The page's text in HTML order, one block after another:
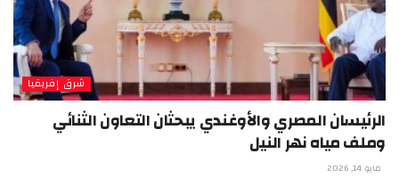
شرق إفريقيا
الرئيسان المصري والأوغندي يبحثان التعاون الثنائي
وملف مياه نهر النيل
مايو 14, 2026